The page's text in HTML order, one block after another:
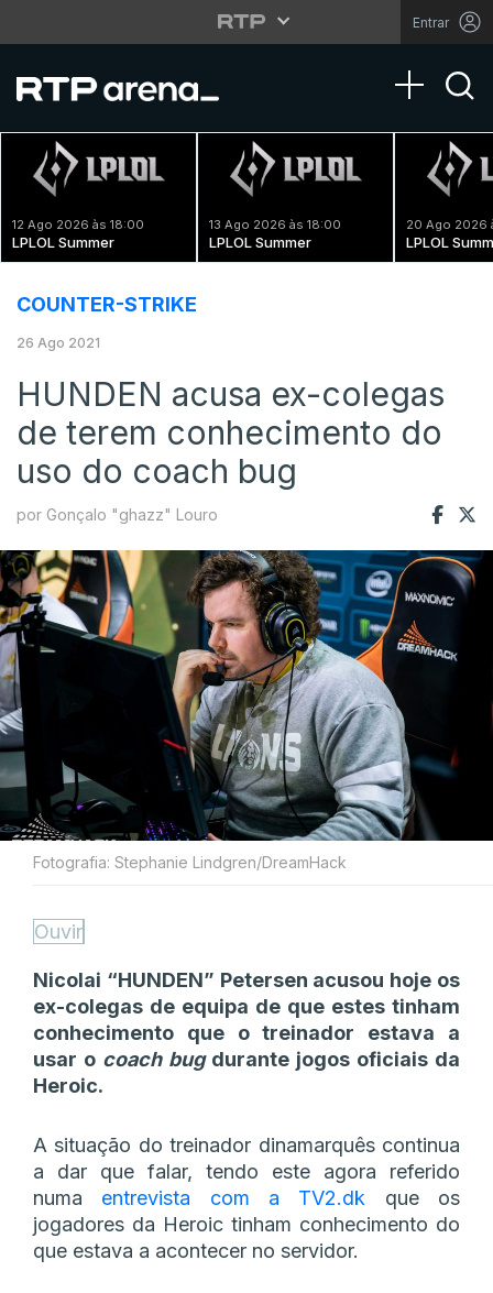
Entrar
Toggle
12 Ago 2026 às 18:00
LPLOL Summer
13 Ago 2026 às 18:00
LPLOL Summer
20 Ago 2026
LPLOL
COUNTER-STRIKE
26 Ago 2021
HUNDEN acusa ex-colegas
de terem conhecimento do
uso do coach bug
por Gonçalo "ghazz" Louro
Fotografia: Stephanie Lindgren/DreamHack
Ouvir
Nicolai “HUNDEN” Petersen acusou hoje os
ex-colegas de equipa de que estes tinham
conhecimento que o treinador estava a
usar o coach bug durante jogos oficiais da
Heroic.
A situação do treinador dinamarquês continua
a dar que falar, tendo este agora referido
numa entrevista com a TV2.dk que os
jogadores da Heroic tinham conhecimento do
que estava a acontecer no servidor.